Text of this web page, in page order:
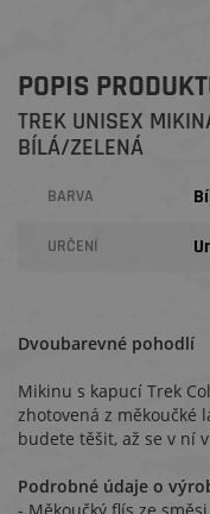
POPIS
TREK UNISEX
BÍLÁ/ZELENÁ
BARVA
URČENÍ
Dvoubarevné pohodlí
Mikinu s kapucí Trek
zhotovená z měkoučké
budete těšit, až se v ní
Podrobné údaje o